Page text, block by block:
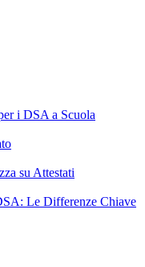
i DSA a Scuola
su Attestati
Le Differenze Chiave